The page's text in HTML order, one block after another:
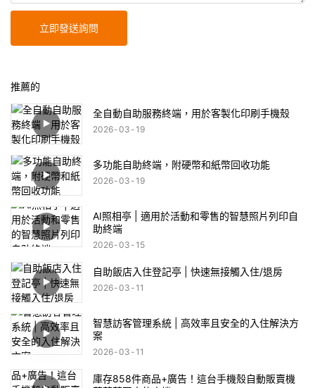
立即發送詢問
推薦的
全自動自助服務終端，用於客製化印刷手機殼
2026 03 19
多功能自助終端，附硬幣和紙幣回收功能
2026 03 19
AI照相亭 | 適用於活動和零售的智慧照片列印自
助終端
2026 03 15
自助飯店入住登記亭 | 快速無接觸入住/退房
2026 03 11
智慧訪客管理系統 | 高效率且安全的入住解決方
案
2026 03 11
庫存858件商品+廣告！這台手機殼自動販賣機